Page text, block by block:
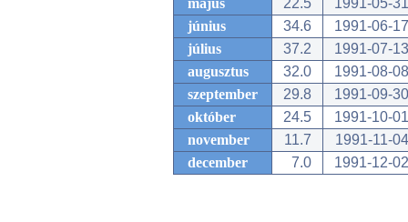
május
22.5
1991-05-31
június
34.6
1991-06-17
július
37.2
1991-07-13
augusztus
32.0
1991-08-08
szeptember
29.8
1991-09-30
október
24.5
1991-10-01
november
11.7
1991-11-04
december
7.0 1991-12-02